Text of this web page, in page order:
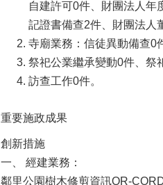
自建許可0件、財團法人年
記證書備查2件、財團法人
寺廟業務：信徒異動備查0
祭祀公業繼承變動0件、祭
訪查工作0件。
重要施政成果
創新措施
一、 經建業務：
鄰里公園樹木修剪資訊QR-